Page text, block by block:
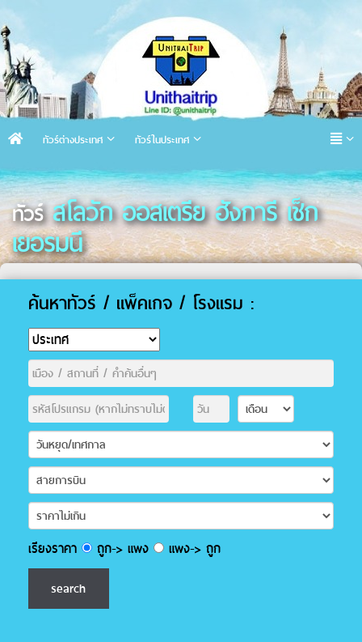
ทัวร์ต่างประเทศ ทัวร์ในประเทศ
ทัวร์ สโลวัก ออสเตรีย ฮังการี เช็ก
เยอรมนี
ค้นหาทัวร์ / แพ็คเกจ / โรงแรม :
เรียงราคา ถูก-> แพง แพง-> ถูก